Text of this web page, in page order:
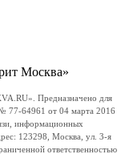
Москва»
Предназначено для
77-64961 от 04 марта 2016
информационных
123298, Москва, ул. 3-я
ответственностью